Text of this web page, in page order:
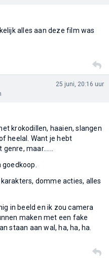
alles aan deze film was
25 juni, 20:16 uur
krokodillen, haaien, slangen
heelal. Want je hebt
maar......
domme acties, alles
in beeld en ik zou camera
maken met een fake
staan aan wal, ha, ha, ha.